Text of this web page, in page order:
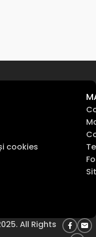
cookies
All Rights